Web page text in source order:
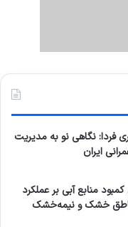
فردا: نگاهی نو به مدیریت
ایران
منابع آبی بر عملکرد
خشک و نیمه‌خشک